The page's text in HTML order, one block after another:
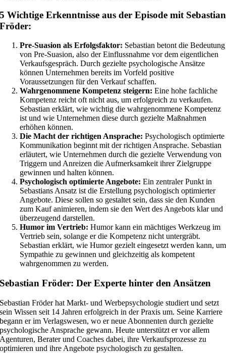
5 Wichtige Erkenntnisse aus der Episode mit Sebastian
Fröder:
Pre-Suasion als Erfolgsfaktor: Sebastian betont die Bedeutung
von Pre-Suasion, also der Einflussnahme vor dem eigentlichen
Verkaufsgespräch. Durch gezielte psychologische Ansätze
können Unternehmen bereits im Vorfeld positive
Voraussetzungen für den Verkauf schaffen.
Wahrgenommene Kompetenz steigern: Eine hohe fachliche
Kompetenz reicht oft nicht aus, um erfolgreich zu verkaufen.
Sebastian erklärt, wie wichtig die wahrgenommene Kompetenz
ist und wie Unternehmen diese durch gezielte Maßnahmen
erhöhen können.
Die Macht der richtigen Ansprache: Psychologisch optimierte
Kommunikation beginnt mit der richtigen Ansprache. Sebastian
erläutert, wie Unternehmen durch die gezielte Verwendung von
Triggern und Anreizen die Aufmerksamkeit ihrer Zielgruppe
gewinnen und halten können.
Psychologisch optimierte Angebote: Ein zentraler Punkt in
Sebastians Ansatz ist die Erstellung psychologisch optimierter
Angebote. Diese sollen so gestaltet sein, dass sie den Kunden
zum Kauf animieren, indem sie den Wert des Angebots klar und
überzeugend darstellen.
Humor im Vertrieb: Humor kann ein mächtiges Werkzeug im
Vertrieb sein, solange er die Kompetenz nicht untergräbt.
Sebastian erklärt, wie Humor gezielt eingesetzt werden kann, um
Sympathie zu gewinnen und gleichzeitig als kompetent
wahrgenommen zu werden.
Sebastian Fröder: Der Experte hinter den Ansätzen
Sebastian Fröder hat Markt- und Werbepsychologie studiert und setzt
sein Wissen seit 14 Jahren erfolgreich in der Praxis um. Seine Karriere
begann er im Verlagswesen, wo er neue Abonnenten durch gezielte
psychologische Ansprache gewann. Heute unterstützt er vor allem
Agenturen, Berater und Coaches dabei, ihre Verkaufsprozesse zu
optimieren und ihre Angebote psychologisch zu gestalten.